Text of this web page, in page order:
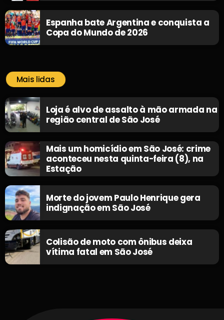
Espanha bate Argentina e conquista a
Copa do Mundo de 2026
Mais lidas
Loja é alvo de assalto à mão armada na
região central de São José
Mais um homicídio em São José: crime
aconteceu nesta quinta-feira (8), na
Estação
Morte do jovem Paulo Henrique gera
indignação em São José
Colisão de moto com ônibus deixa
vítima fatal em São José